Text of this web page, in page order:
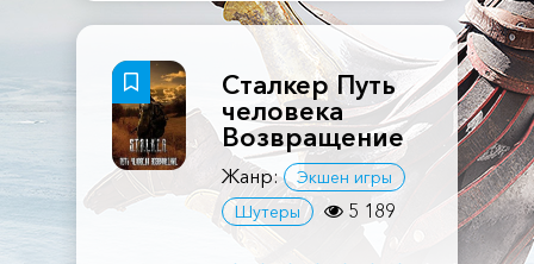
Сталкер Путь
человека
Возвращение
Жанр:
Экшен игры
Шутеры
5 189